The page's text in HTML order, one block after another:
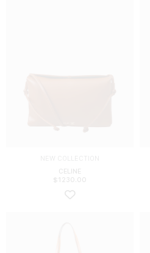
CELINE
$ 1230.00